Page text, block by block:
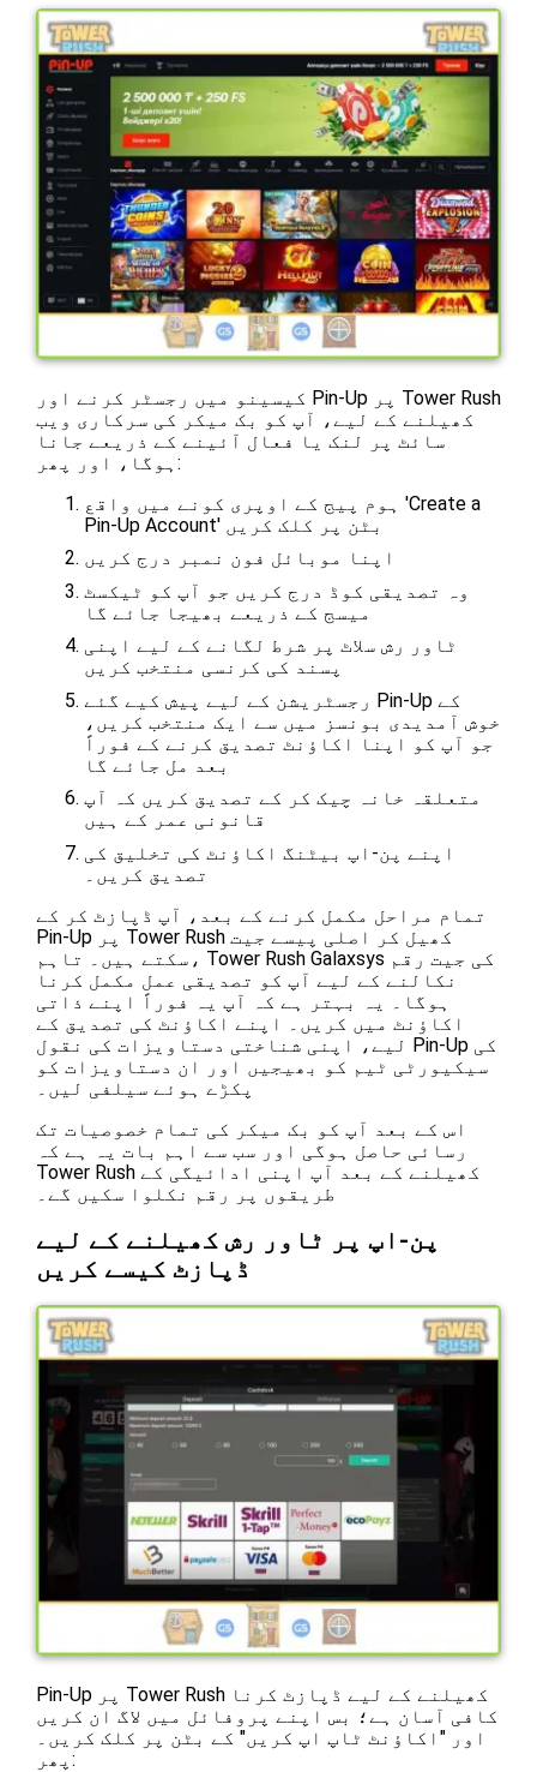
کیسینو میں رجسٹر کرنے اور Pin-Up پر Tower Rush
کھیلنے کے لیے، آپ کو بک میکر کی سرکاری ویب
سائٹ پر لنک یا فعال آئینے کے ذریعے جانا
ہوگا، اور پھر:
ہوم پیج کے اوپری کونے میں واقع 'Create a
Pin-Up Account' بٹن پر کلک کریں
اپنا موبائل فون نمبر درج کریں
وہ تصدیقی کوڈ درج کریں جو آپ کو ٹیکسٹ
میسج کے ذریعے بھیجا جائے گا
ٹاور رش سلاٹ پر شرط لگانے کے لیے اپنی
پسند کی کرنسی منتخب کریں
رجسٹریشن کے لیے پیش کیے گئے Pin-Up کے
خوش آمدیدی بونسز میں سے ایک منتخب کریں،
جو آپ کو اپنا اکاؤنٹ تصدیق کرنے کے فوراً
بعد مل جائے گا
متعلقہ خانہ چیک کر کے تصدیق کریں کہ آپ
قانونی عمر کے ہیں
اپنے پن-اپ بیٹنگ اکاؤنٹ کی تخلیق کی
تصدیق کریں۔
تمام مراحل مکمل کرنے کے بعد، آپ ڈپازٹ کر کے
Pin-Up پر Tower Rush کھیل کر اصلی پیسے جیت
سکتے ہیں۔ تاہم، Tower Rush Galaxsys کی جیت رقم
نکالنے کے لیے آپ کو تصدیقی عمل مکمل کرنا
ہوگا۔ یہ بہتر ہے کہ آپ یہ فوراً اپنے ذاتی
اکاؤنٹ میں کریں۔ اپنے اکاؤنٹ کی تصدیق کے
لیے، اپنی شناختی دستاویزات کی نقول Pin-Up کی
سیکیورٹی ٹیم کو بھیجیں اور ان دستاویزات کو
پکڑے ہوئے سیلفی لیں۔
اس کے بعد آپ کو بک میکر کی تمام خصوصیات تک
رسائی حاصل ہوگی اور سب سے اہم بات یہ ہے کہ
Tower Rush کھیلنے کے بعد آپ اپنی ادائیگی کے
طریقوں پر رقم نکلوا سکیں گے۔
پن-اپ پر ٹاور رش کھیلنے کے لیے
ڈپازٹ کیسے کریں
Pin-Up پر Tower Rush کھیلنے کے لیے ڈپازٹ کرنا
کافی آسان ہے؛ بس اپنے پروفائل میں لاگ ان کریں
اور "اکاؤنٹ ٹاپ اپ کریں" کے بٹن پر کلک کریں۔
پھر: